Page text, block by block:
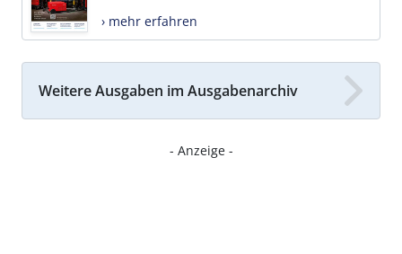
› mehr erfahren
Weitere Ausgaben im Ausgabenarchiv
- Anzeige -